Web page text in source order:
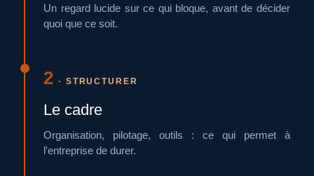
Un regard lucide sur ce qui bloque, avant de décider
quoi que ce soit.
2 · STRUCTURER
Le cadre
Organisation, pilotage, outils : ce qui permet à
l'entreprise de durer.